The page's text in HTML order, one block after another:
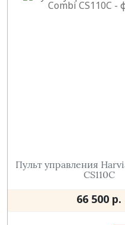
Пульт управления
CS110C
66 500 р.